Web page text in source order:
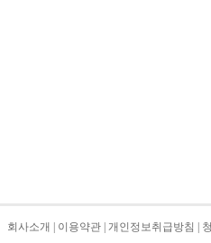
회사소개 이용약관 개인정보취급방침